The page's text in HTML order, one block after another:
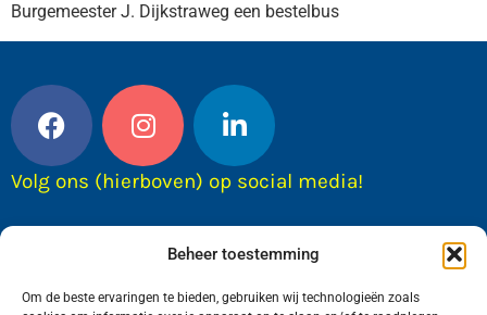
Beheer toestemming
Om de beste ervaringen te bieden, gebruiken wij technologieën zoals
Burgemeester J. Dijkstraweg een bestelbus
Volg ons (hierboven) op social media!